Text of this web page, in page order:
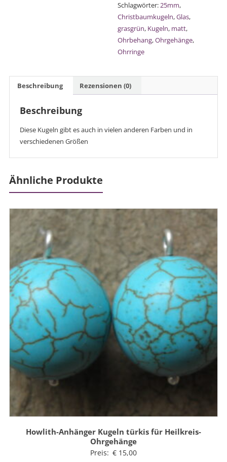
Schlagwörter:25mm,
Christbaumkugeln,Glas,
grasgrün, Kugeln, matt,
Ohrbehang,Ohrgehänge,
Ohrringe
Beschreibung Rezensionen (0)
Beschreibung
Diese Kugeln gibt es auch in vielen anderen Farben und in
verschiedenen Größen
Ähnliche Produkte
Howlith-Anhänger Kugeln türkis für Heilkreis-
Ohrgehänge
Preis: €15,00